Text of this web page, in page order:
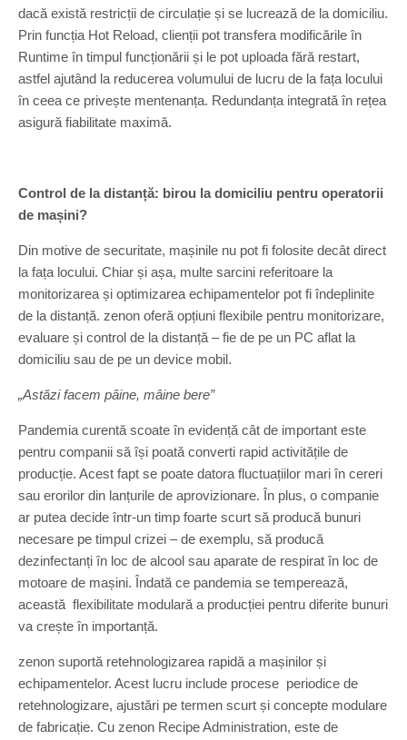
dacă există restricții de circulație și se lucrează de la domiciliu.
Prin funcția Hot Reload, clienții pot transfera modificările în
Runtime în timpul funcționării și le pot uploada fără restart,
astfel ajutând la reducerea volumului de lucru de la fața locului
în ceea ce privește mentenanța. Redundanța integrată în rețea
asigură fiabilitate maximă.
Control de la distanță: birou la domiciliu pentru operatorii
de mașini?
Din motive de securitate, mașinile nu pot fi folosite decât direct
la fața locului. Chiar și așa, multe sarcini referitoare la
monitorizarea și optimizarea echipamentelor pot fi îndeplinite
de la distanță. zenon oferă opțiuni flexibile pentru monitorizare,
evaluare și control de la distanță – fie de pe un PC aflat la
domiciliu sau de pe un device mobil.
„Astăzi facem pâine, mâine bere”
Pandemia curentă scoate în evidență cât de important este
pentru companii să își poată converti rapid activitățile de
producție. Acest fapt se poate datora fluctuațiilor mari în cereri
sau erorilor din lanțurile de aprovizionare. În plus, o companie
ar putea decide într-un timp foarte scurt să producă bunuri
necesare pe timpul crizei – de exemplu, să producă
dezinfectanți în loc de alcool sau aparate de respirat în loc de
motoare de mașini. Îndată ce pandemia se temperează,
această flexibilitate modulară a producției pentru diferite bunuri
va crește în importanță.
zenon suportă retehnologizarea rapidă a mașinilor și
echipamentelor. Acest lucru include procese periodice de
retehnologizare, ajustări pe termen scurt și concepte modulare
de fabricație. Cu zenon Recipe Administration, este de